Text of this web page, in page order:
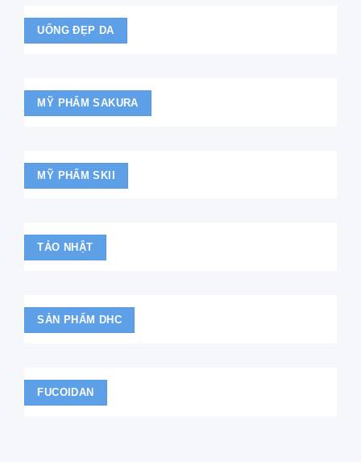
UỐNG ĐẸP DA
MỸ PHẨM SAKURA
MỸ PHẨM SKII
TẢO NHẬT
SẢN PHẨM DHC
FUCOIDAN